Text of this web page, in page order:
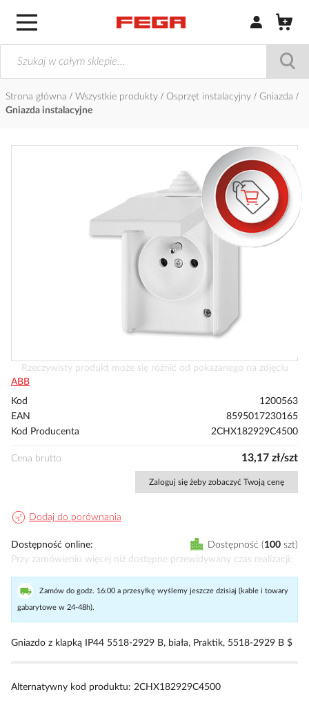
Zaloguj się /
Strona główna Wszystkie produkty Osprzęt instalacyjny
Gniazda
Gniazda instalacyjne
Przejdź
na
początek
Rzeczywisty produkt może się różnić od pokazanego na zdjęciu
ABB
Kod
1200563
EAN
8595017230165
Kod Producenta
2CHX182929C4500
Cena brutto 13,17 zł/szt
Zaloguj się żeby zobaczyć Twoją cenę
Dodaj do porównania
Dostępność online Dostępność 100 szt
Przy zamówieniu więcej niż dostępne przewidywany czas realizacji
Zamów do godz. 16:00 a przesyłkę wyślemy jeszcze dzisiaj (kable i towary
gabarytowe w 24-48h).
Gniazdo z klapką IP44 5518-2929 B, biała, Praktik, 5518-2929 B $
Alternatywny kod produktu: 2CHX182929C4500